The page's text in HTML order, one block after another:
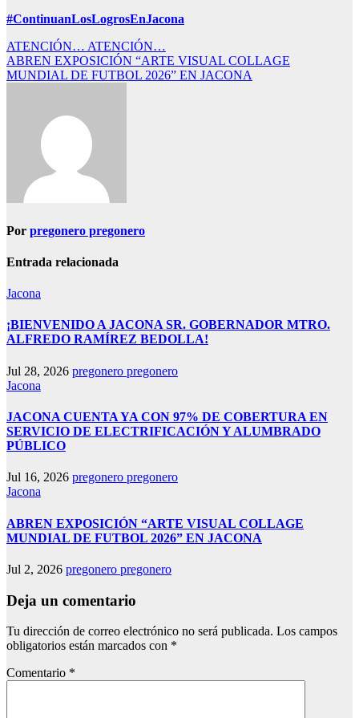
#ContinuanLosLogrosEnJacona
Navegación
de
ATENCIÓN… ATENCIÓN…
ABREN EXPOSICIÓN “ARTE VISUAL COLLAGE
MUNDIAL DE FUTBOL 2026” EN JACONA
Por pregonero pregonero
Entrada relacionada
Jacona
¡BIENVENIDO A JACONA SR. GOBERNADOR MTRO.
ALFREDO RAMÍREZ BEDOLLA!
Jul 28, 2026 pregonero pregonero
Jacona
JACONA CUENTA YA CON 97% DE COBERTURA EN
SERVICIO DE ELECTRIFICACIÓN Y ALUMBRADO
PÚBLICO
Jul 16, 2026 pregonero pregonero
Jacona
ABREN EXPOSICIÓN “ARTE VISUAL COLLAGE
MUNDIAL DE FUTBOL 2026” EN JACONA
Jul 2, 2026 pregonero pregonero
Deja un comentario
Tu dirección de correo electrónico no será publicada. Los campos
obligatorios están marcados con *
Comentario *